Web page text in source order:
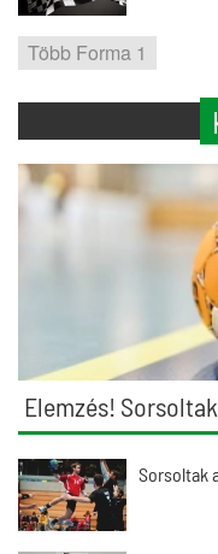
Több Forma 1
Elemzés!
Sorsoltak